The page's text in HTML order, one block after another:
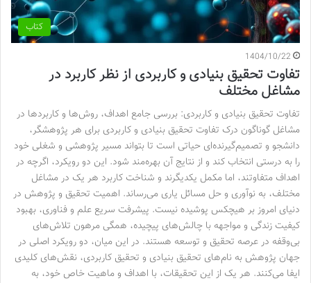
کتاب
1404/10/22
تفاوت تحقیق بنیادی و کاربردی از نظر کاربرد در
مشاغل مختلف
تفاوت تحقیق بنیادی و کاربردی: بررسی جامع اهداف، روش‌ها و کاربردها در
مشاغل گوناگون درک تفاوت تحقیق بنیادی و کاربردی برای هر پژوهشگر،
دانشجو و تصمیم‌گیرنده‌ای حیاتی است تا بتواند مسیر پژوهشی و شغلی خود
را به درستی انتخاب کند و از نتایج آن بهره‌مند شود. این دو رویکرد، اگرچه در
اهداف متفاوتند، اما مکمل یکدیگرند و شناخت کاربرد هر یک در مشاغل
مختلف، به نوآوری و حل مسائل یاری می‌رساند. اهمیت تحقیق و پژوهش در
دنیای امروز بر هیچکس پوشیده نیست. پیشرفت سریع علم و فناوری، بهبود
کیفیت زندگی و مواجهه با چالش‌های پیچیده، همگی مرهون تلاش‌های
بی‌وقفه در عرصه تحقیق و توسعه هستند. در این میان، دو رویکرد اصلی در
جهان پژوهش به نام‌های تحقیق بنیادی و تحقیق کاربردی، نقش‌های کلیدی
ایفا می‌کنند. هر یک از این تحقیقات، با اهداف و ماهیت خاص خود، به